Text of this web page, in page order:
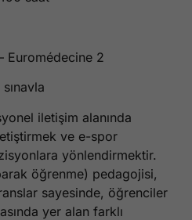
Euromédecine 2
iletişim alanında
ve e-spor
yönlendirmektir.
öğrenme) pedagojisi,
sayesinde, öğrenciler
yer alan farklı